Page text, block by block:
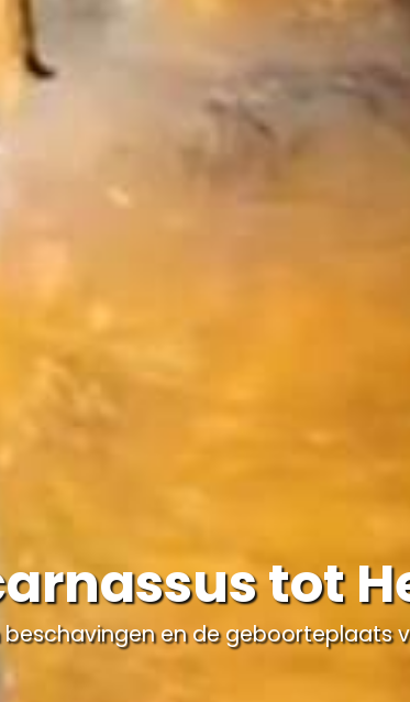
tot
en de geboorteplaats